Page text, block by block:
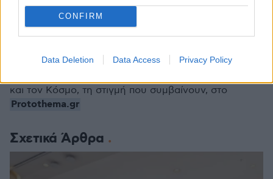
CONFIRM
Data Deletion Data Access Privacy Policy
Σχετικά Άρθρα
Ακολουθήστε τοprotothema.gr στο Google News
και τον Κόσμο, τη στιγμή που συμβαίνουν, στο
Protothema.gr